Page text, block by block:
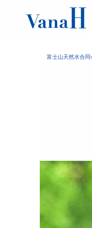
富士山天然水合同